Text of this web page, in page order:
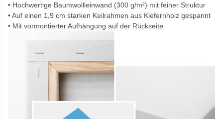
Hochwertige Baumwollleinwand (300 g/m²) mit feiner Struktur
Auf einen 1,9 cm starken Keilrahmen aus Kiefernholz gespannt
Mit vormontierter Aufhängung auf der Rückseite